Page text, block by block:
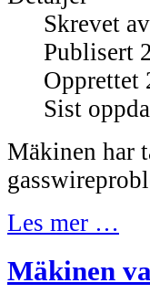
Skrevet av
Publisert
Opprettet
Sist
Mäkinen har
Les mer …
Mäkinen